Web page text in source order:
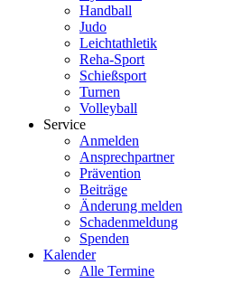
Handball
Judo
Leichtathletik
Reha-Sport
Schießsport
Turnen
Volleyball
Service
Anmelden
Ansprechpartner
Prävention
Beiträge
Änderung melden
Schadenmeldung
Spenden
Kalender
Alle Termine